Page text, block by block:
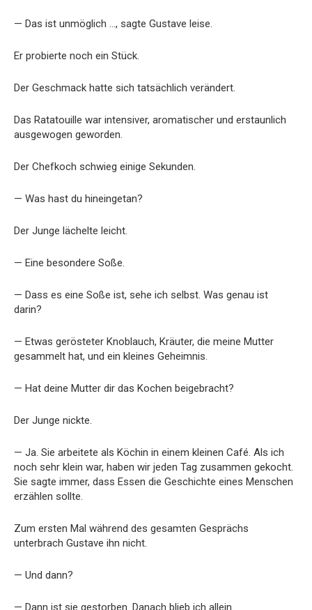
— Das ist unmöglich …, sagte Gustave leise.
Er probierte noch ein Stück.
Der Geschmack hatte sich tatsächlich verändert.
Das Ratatouille war intensiver, aromatischer und erstaunlich
ausgewogen geworden.
Der Chefkoch schwieg einige Sekunden.
— Was hast du hineingetan?
Der Junge lächelte leicht.
— Eine besondere Soße.
— Dass es eine Soße ist, sehe ich selbst. Was genau ist
darin?
— Etwas gerösteter Knoblauch, Kräuter, die meine Mutter
gesammelt hat, und ein kleines Geheimnis.
— Hat deine Mutter dir das Kochen beigebracht?
Der Junge nickte.
— Ja. Sie arbeitete als Köchin in einem kleinen Café. Als ich
noch sehr klein war, haben wir jeden Tag zusammen gekocht.
Sie sagte immer, dass Essen die Geschichte eines Menschen
erzählen sollte.
Zum ersten Mal während des gesamten Gesprächs
unterbrach Gustave ihn nicht.
— Und dann?
— Dann ist sie gestorben. Danach blieb ich allein.